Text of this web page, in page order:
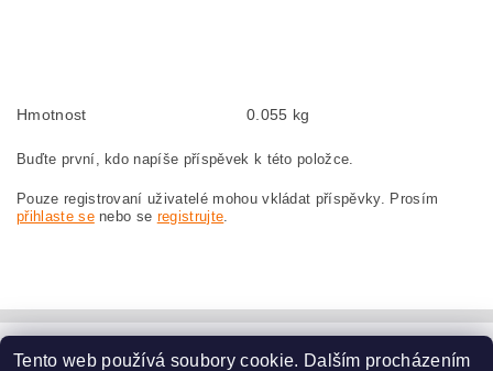
Hmotnost 0.055 kg
Buďte první, kdo napíše příspěvek k této položce.
Pouze registrovaní uživatelé mohou vkládat příspěvky. Prosím
přihlaste senebo se registrujte.
www.dodilny.cz
Tento web používá soubory cookie. Dalším procházením